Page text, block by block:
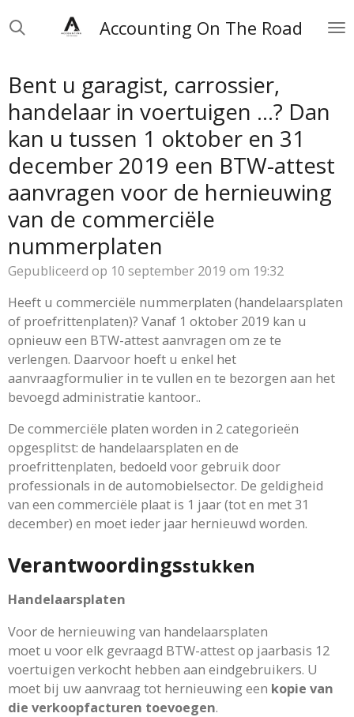
Ga
direct
hoofdinhoud
Accounting On The Road
Bent u garagist, carrossier,
handelaar in voertuigen …? Dan
kan u tussen 1 oktober en 31
december 2019 een BTW-attest
aanvragen voor de hernieuwing
van de commerciële
nummerplaten
Gepubliceerd op 10 september 2019 om 19:32
Heeft u commerciële nummerplaten (handelaarsplaten
of proefrittenplaten)? Vanaf 1 oktober 2019 kan u
opnieuw een BTW-attest aanvragen om ze te
verlengen. Daarvoor hoeft u enkel het
aanvraagformulier in te vullen en te bezorgen aan het
bevoegd administratie kantoor..
De commerciële platen worden in 2 categorieën
opgesplitst: de handelaarsplaten en de
proefrittenplaten, bedoeld voor gebruik door
professionals in de automobielsector. De geldigheid
van een commerciële plaat is 1 jaar (tot en met 31
december) en moet ieder jaar hernieuwd worden.
Verantwoordingsstukken
Handelaarsplaten
Voor de hernieuwing van handelaarsplaten
moet u voor elk gevraagd BTW-attest op jaarbasis 12
voertuigen verkocht hebben aan eindgebruikers. U
moet bij uw aanvraag tot hernieuwing een kopie van
die verkoopfacturen toevoegen.